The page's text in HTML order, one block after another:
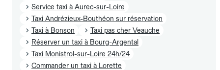
Service taxi à Aurec-sur-Loire
Taxi Andrézieux-Bouthéon sur réservation
Taxi à Bonson
Taxi pas cher Veauche
Réserver un taxi à Bourg-Argental
Taxi Monistrol-sur-Loire 24h/24
Commander un taxi à Lorette